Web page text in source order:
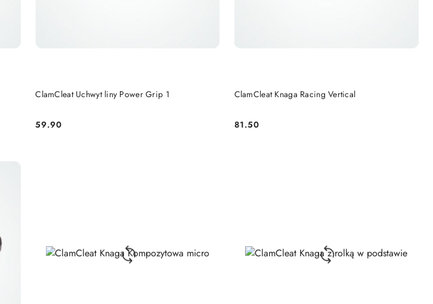
ClamCleat Uchwyt liny Power Grip 1
Cena:
59.90
DO KOSZYKA ClamCleat Knaga Racing Vertical
Cena:
81.50
DO KOSZYKA